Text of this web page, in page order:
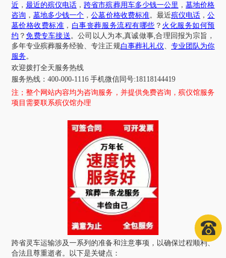
近 ， 最近的殡仪电话 ，跨省市殡葬用车多少钱一公里 ，墓地价格
咨询 ， 墓地多少钱一个 ，公墓价格收费标准。最近殡仪电话 ，公
墓价格收费标准 ， 白事丧葬服务流程有哪些 ？ 火化服务如何预
约 ？免费专车接送。公司以人为本,真诚做事,合理回报为宗旨，
多年专业殡葬服务经验、专注正规白事葬礼礼仪、 专业团队为你
服务。
欢迎拨打全天服务热线
服务热线： 400-000-1116 手机微信同号:18118144419
注； 整个网站内容均为咨询服务，并提供免费咨询，殡仪馆服务
项目需要联系殡仪馆办理
跨省灵车运输涉及一系列的准备和注意事项，以确保过程顺利、
合法且尊重逝者。以下是关键点：